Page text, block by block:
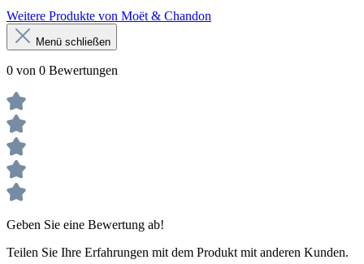
Weitere Produkte von Moët & Chandon
Menü schließen
0 von 0 Bewertungen
Geben Sie eine Bewertung ab!
Teilen Sie Ihre Erfahrungen mit dem Produkt mit anderen Kunden.